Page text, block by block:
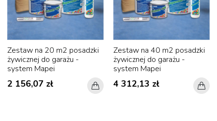
Zestaw na 20 m2 posadzki
żywicznej do garażu -
system Mapei
2 156,07 zł
Zestaw na 40 m2 posadzki
żywicznej do garażu -
system Mapei
4 312,13 zł